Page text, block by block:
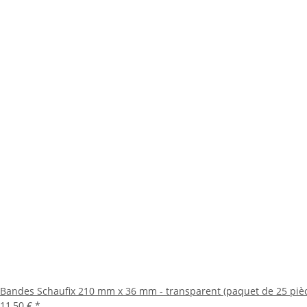
Bandes Schaufix 210 mm x 36 mm - transparent (paquet de 25